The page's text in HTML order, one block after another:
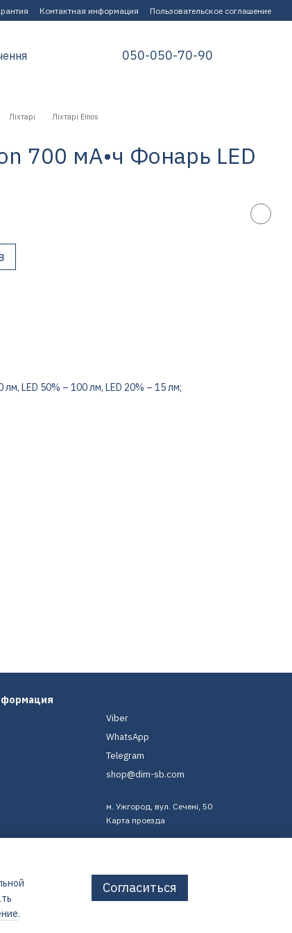
Контактная информация Пользовательское соглашение
050-050-70-90
Ліхтарі
Ліхтарі Emos
700 мА•ч Фонарь LED
LED 50% – 100 лм, LED 20% – 15 лм;
Viber
WhatsApp
Telegram
shop@dim-sb.com
м. Ужгород, вул. Сечені, 50
Карта проезда
.
Согласиться